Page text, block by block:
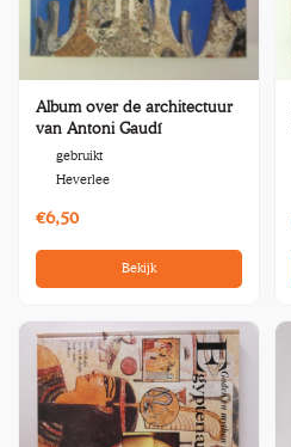
Album over de architectuur
van Antoni Gaudí
gebruikt
Heverlee
€6,50
Bekijk